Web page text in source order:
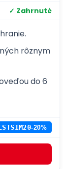
✓ Zahrnuté
rôznym
do 6
-20%